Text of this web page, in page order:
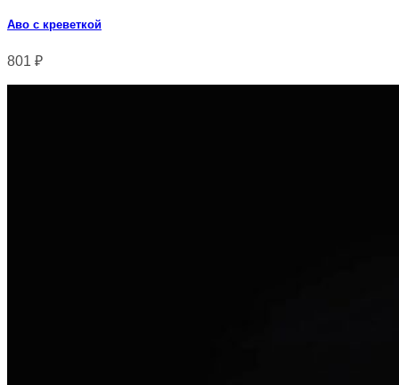
Аво с креветкой
801 ₽